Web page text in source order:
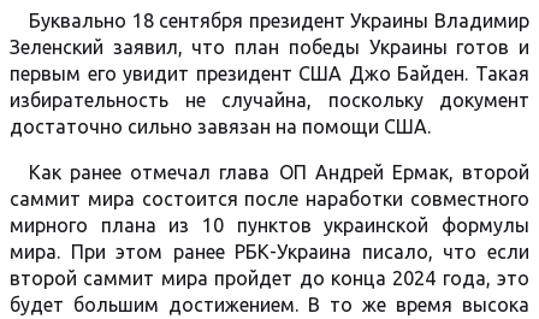
Буквально 18 сентября президент Украины Владимир
Зеленский заявил, что план победы Украины готов и
первым его увидит президент США Джо Байден. Такая
избирательность не случайна, поскольку документ
достаточно сильно завязан на помощи США.
Как ранее отмечал глава ОП Андрей Ермак, второй
саммит мира состоится после наработки совместного
мирного плана из 10 пунктов украинской формулы
мира. При этом ранее РБК-Украина писало, что если
второй саммит мира пройдет до конца 2024 года, это
будет большим достижением. В то же время высока